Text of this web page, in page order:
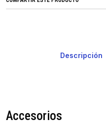
Descripción
Accesorios